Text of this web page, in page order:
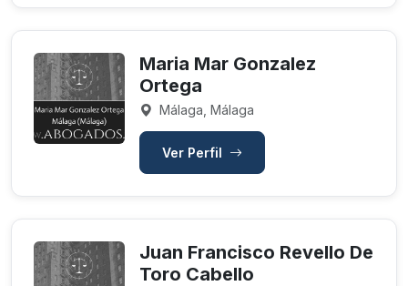
Maria Mar Gonzalez
Ortega
Málaga, Málaga
Ver Perfil
Juan Francisco Revello De
Toro Cabello